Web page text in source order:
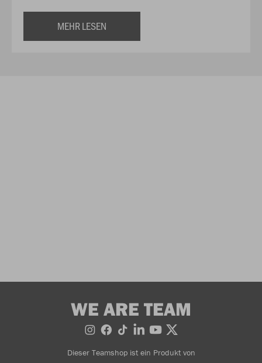
MEHR LESEN
WE ARE TEAM
Dieser Teamshop ist ein Produkt von